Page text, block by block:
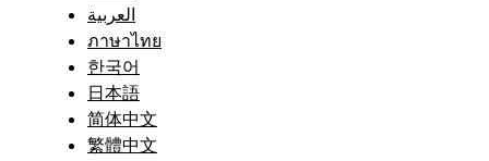
العربية
ภาษาไทย
한국어
日本語
简体中文
繁體中文